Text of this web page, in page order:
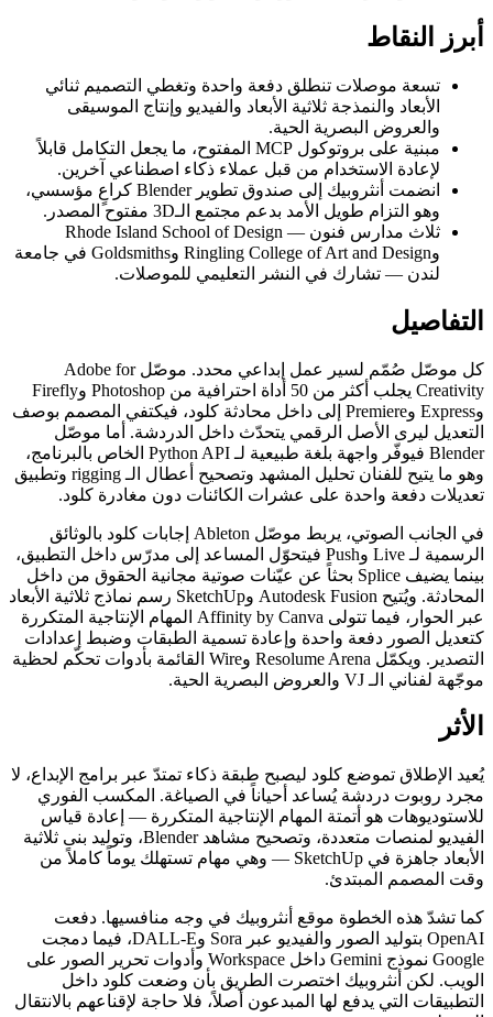
أبرز النقاط
تسعة موصلات تنطلق دفعة واحدة وتغطي التصميم ثنائي
الأبعاد والنمذجة ثلاثية الأبعاد والفيديو وإنتاج الموسيقى
والعروض البصرية الحية.
مبنية على بروتوكول MCP المفتوح، ما يجعل التكامل قابلاً
لإعادة الاستخدام من قبل عملاء ذكاء اصطناعي آخرين.
انضمت أنثروبيك إلى صندوق تطوير Blender كراعٍ مؤسسي،
وهو التزام طويل الأمد بدعم مجتمع الـ3D مفتوح المصدر.
ثلاث مدارس فنون — Rhode Island School of Design
وRingling College of Art and Design وGoldsmiths في جامعة
لندن — تشارك في النشر التعليمي للموصلات.
التفاصيل
كل موصّل صُمّم لسير عمل إبداعي محدد. موصّل Adobe for
Creativity يجلب أكثر من 50 أداة احترافية من Photoshop وFirefly
وExpress وPremiere إلى داخل محادثة كلود، فيكتفي المصمم بوصف
التعديل ليرى الأصل الرقمي يتحدّث داخل الدردشة. أما موصّل
Blender فيوفّر واجهة بلغة طبيعية لـ Python API الخاص بالبرنامج،
وهو ما يتيح للفنان تحليل المشهد وتصحيح أعطال الـ rigging وتطبيق
تعديلات دفعة واحدة على عشرات الكائنات دون مغادرة كلود.
في الجانب الصوتي، يربط موصّل Ableton إجابات كلود بالوثائق
الرسمية لـ Live وPush فيتحوّل المساعد إلى مدرّس داخل التطبيق،
بينما يضيف Splice بحثاً عن عيّنات صوتية مجانية الحقوق من داخل
المحادثة. ويُتيح Autodesk Fusion وSketchUp رسم نماذج ثلاثية الأبعاد
عبر الحوار، فيما تتولى Affinity by Canva المهام الإنتاجية المتكررة
كتعديل الصور دفعة واحدة وإعادة تسمية الطبقات وضبط إعدادات
التصدير. ويكمّل Resolume Arena وWire القائمة بأدوات تحكّم لحظية
موجّهة لفناني الـ VJ والعروض البصرية الحية.
الأثر
يُعيد الإطلاق تموضع كلود ليصبح طبقة ذكاء تمتدّ عبر برامج الإبداع، لا
مجرد روبوت دردشة يُساعد أحياناً في الصياغة. المكسب الفوري
للاستوديوهات هو أتمتة المهام الإنتاجية المتكررة — إعادة قياس
الفيديو لمنصات متعددة، وتصحيح مشاهد Blender، وتوليد بنى ثلاثية
الأبعاد جاهزة في SketchUp — وهي مهام تستهلك يوماً كاملاً من
وقت المصمم المبتدئ.
كما تشدّ هذه الخطوة موقع أنثروبيك في وجه منافسيها. دفعت
OpenAI بتوليد الصور والفيديو عبر Sora وDALL-E، فيما دمجت
Google نموذج Gemini داخل Workspace وأدوات تحرير الصور على
الويب. لكن أنثروبيك اختصرت الطريق بأن وضعت كلود داخل
التطبيقات التي يدفع لها المبدعون أصلاً، فلا حاجة لإقناعهم بالانتقال